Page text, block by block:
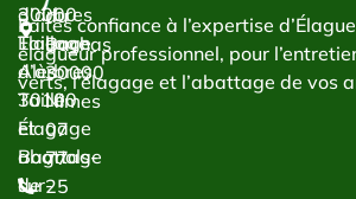
Faites confiance à l’expertise
élagueur professionnel, pour
verts, l’élagage et l’abattage de vos
d’arbres
Taillage
d’arbres
Taille
et
abattage
de
30000
Élagage
Alès
30100
Élagage
Bagnols-
sur-
du
Bachas
30000
Nîmes
07
77
25